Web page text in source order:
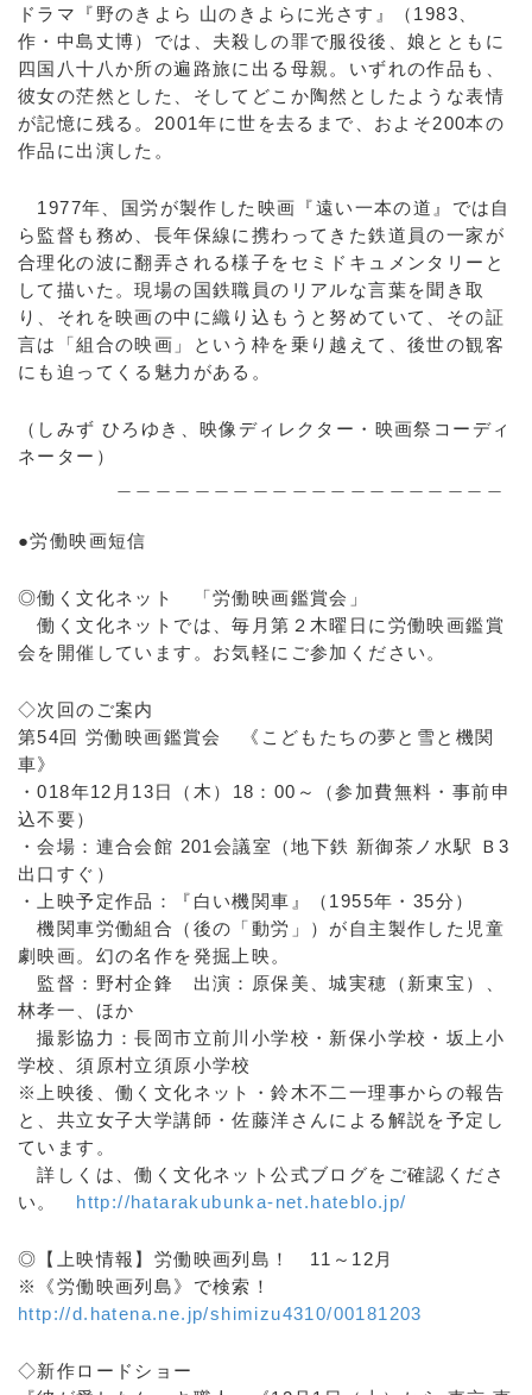
ドラマ『野のきよら 山のきよらに光さす』（1983、
作・中島丈博）では、夫殺しの罪で服役後、娘とともに
四国八十八か所の遍路旅に出る母親。いずれの作品も、
彼女の茫然とした、そしてどこか陶然としたような表情
が記憶に残る。2001年に世を去るまで、およそ200本の
作品に出演した。
1977年、国労が製作した映画『遠い一本の道』では自
ら監督も務め、長年保線に携わってきた鉄道員の一家が
合理化の波に翻弄される様子をセミドキュメンタリーと
して描いた。現場の国鉄職員のリアルな言葉を聞き取
り、それを映画の中に織り込もうと努めていて、その証
言は「組合の映画」という枠を乗り越えて、後世の観客
にも迫ってくる魅力がある。
（しみず ひろゆき、映像ディレクター・映画祭コーディ
ネーター）
●労働映画短信
◎働く文化ネット 「労働映画鑑賞会」
働く文化ネットでは、毎月第２木曜日に労働映画鑑賞
会を開催しています。お気軽にご参加ください。
◇次回のご案内
第54回 労働映画鑑賞会 《こどもたちの夢と雪と機関
車》
・018年12月13日（木）18：00～（参加費無料・事前申
込不要）
・会場：連合会館 201会議室（地下鉄 新御茶ノ水駅 Ｂ3
出口すぐ）
・上映予定作品：『白い機関車』（1955年・35分）
機関車労働組合（後の「動労」）が自主製作した児童
劇映画。幻の名作を発掘上映。
監督：野村企鋒 出演：原保美、城実穂（新東宝）、
林孝一、ほか
撮影協力：長岡市立前川小学校・新保小学校・坂上小
学校、須原村立須原小学校
※上映後、働く文化ネット・鈴木不二一理事からの報告
と、共立女子大学講師・佐藤洋さんによる解説を予定し
ています。
詳しくは、働く文化ネット公式ブログをご確認くださ
い。 http://hatarakubunka-net.hateblo.jp/
◎【上映情報】労働映画列島！ 11～12月
※《労働映画列島》で検索！
http://d.hatena.ne.jp/shimizu4310/00181203
◇新作ロードショー